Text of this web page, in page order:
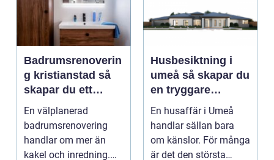
Badrumsrenoverin
g kristianstad så
skapar du ett
funktionellt och
hållbart badrum
En välplanerad
badrumsrenovering
handlar om mer än
kakel och inredning.
Husbesiktning i
umeå så skapar du
en tryggare
bostadsaffär
En husaffär i Umeå
handlar sällan bara
om känslor. För många
är det den största